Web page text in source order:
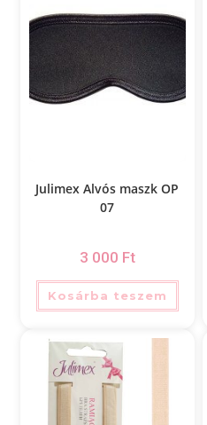
Julimex Alvós maszk OP
07
3 000 Ft
Kosárba teszem